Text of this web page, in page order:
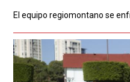
El equipo regiomontano se